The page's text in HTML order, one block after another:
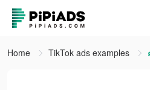
Home TikTok ads examples